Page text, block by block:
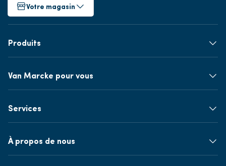
Votre magasin
Produits
Van Marcke pour vous
Services
À propos de nous